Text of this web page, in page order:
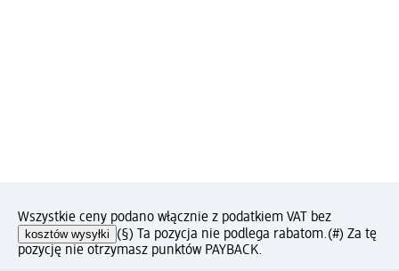
Wszystkie ceny podano włącznie z podatkiem VAT bez
kosztów wysyłki (§) Ta pozycja nie podlega rabatom.(#) Za tę
pozycję nie otrzymasz punktów PAYBACK.